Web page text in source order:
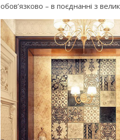
обов’язково – в поєднанні з